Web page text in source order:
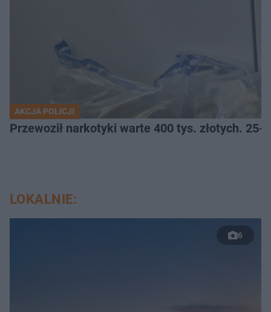
AKCJA POLICJI
Przewoził narkotyki warte 400 tys. złotych.
LOKALNIE:
6